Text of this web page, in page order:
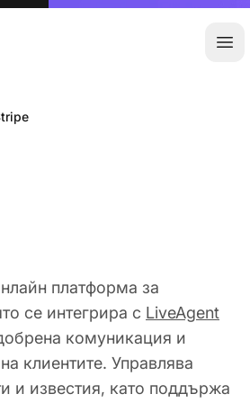
платформа за
се интегрира с LiveAgent
комуникация и
клиентите. Управлява
и известия, като поддържа